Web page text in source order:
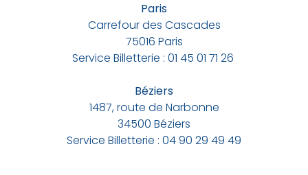
Paris
Carrefour des Cascades
75016 Paris
Service Billetterie : 01 45 01 71 26
Béziers
1487, route de Narbonne
34500 Béziers
Service Billetterie : 04 90 29 49 49